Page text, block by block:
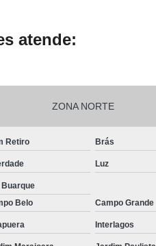
atende:
ZONA NORTE
Retiro Brás
Luz
Buarque
Belo Campo Grande
Interlagos